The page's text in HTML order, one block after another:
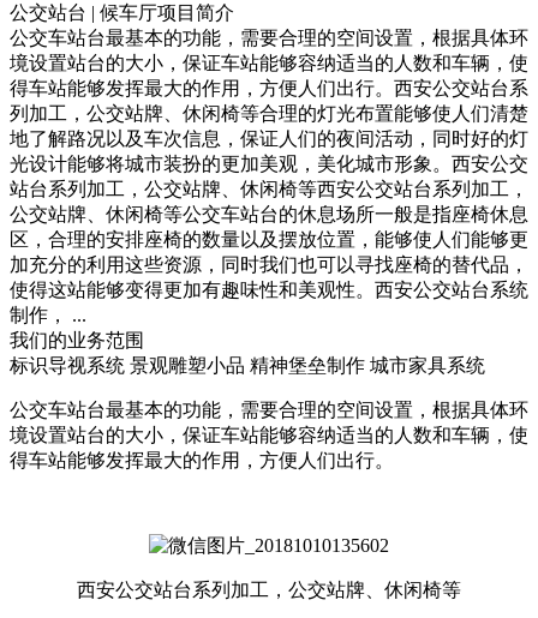
公交站台 | 候车厅项目简介
公交车站台最基本的功能，需要合理的空间设置，根据具体环
境设置站台的大小，保证车站能够容纳适当的人数和车辆，使
得车站能够发挥最大的作用，方便人们出行。西安公交站台系
列加工，公交站牌、休闲椅等合理的灯光布置能够使人们清楚
地了解路况以及车次信息，保证人们的夜间活动，同时好的灯
光设计能够将城市装扮的更加美观，美化城市形象。西安公交
站台系列加工，公交站牌、休闲椅等西安公交站台系列加工，
公交站牌、休闲椅等公交车站台的休息场所一般是指座椅休息
区，合理的安排座椅的数量以及摆放位置，能够使人们能够更
加充分的利用这些资源，同时我们也可以寻找座椅的替代品，
使得这站能够变得更加有趣味性和美观性。西安公交站台系统
制作， ...
我们的业务范围
标识导视系统 景观雕塑小品 精神堡垒制作 城市家具系统
公交车站台最基本的功能，需要合理的空间设置，根据具体环
境设置站台的大小，保证车站能够容纳适当的人数和车辆，使
得车站能够发挥最大的作用，方便人们出行。
西安公交站台系列加工，公交站牌、休闲椅等